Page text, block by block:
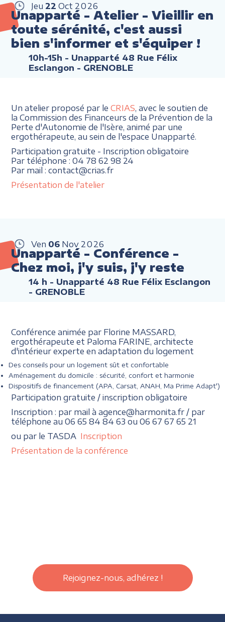
Jeu 22 Oct 2026
Unapparté - Atelier - Vieillir en
toute sérénité, c'est aussi
bien s'informer et s'équiper !
10h-15h - Unapparté 48 Rue Félix
Esclangon - GRENOBLE
Un atelier proposé par leCRIAS , avec le soutien de
la Commission des Financeurs de la Prévention de la
Perte d'Autonomie de l'Isère, animé par une
ergothérapeute, au sein de l'espace Unapparté.
Participation gratuite - Inscription obligatoire
Par téléphone : 04 78 62 98 24
Par mail : contact@crias.fr
Présentation de l'atelier
Ven 06 Nov 2026
Unapparté - Conférence -
Chez moi, j'y suis, j'y reste
14 h - Unapparté 48 Rue Félix Esclangon
- GRENOBLE
Conférence animée par Florine MASSARD,
ergothérapeute et Paloma FARINE, architecte
d'intérieur experte en adaptation du logement
Des conseils pour un logement sût et confortable
Aménagement du domicile : sécurité, confort et harmonie
Dispositifs de financement (APA, Carsat, ANAH, Ma Prime Adapt')
Participation gratuite / inscription obligatoire
Inscription : par mail à agence@harmonita.fr / par
téléphone au 06 65 84 84 63 ou 06 67 67 65 21
ou par le TASDA Inscription
Présentation de la conférence
Rejoignez-nous, adhérez !